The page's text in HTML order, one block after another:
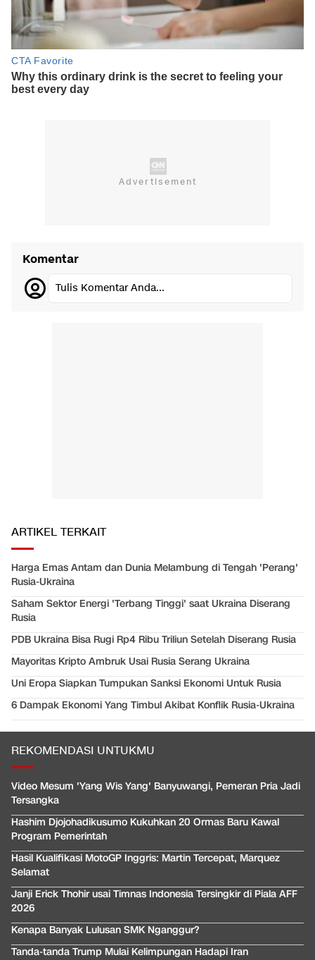
Komentar
Tulis Komentar Anda...
ARTIKEL TERKAIT
Harga Emas Antam dan Dunia Melambung di Tengah 'Perang'
Rusia-Ukraina
Saham Sektor Energi 'Terbang Tinggi' saat Ukraina Diserang
Rusia
PDB Ukraina Bisa Rugi Rp4 Ribu Triliun Setelah Diserang Rusia
Mayoritas Kripto Ambruk Usai Rusia Serang Ukraina
Uni Eropa Siapkan Tumpukan Sanksi Ekonomi Untuk Rusia
6 Dampak Ekonomi Yang Timbul Akibat Konflik Rusia-Ukraina
REKOMENDASI UNTUKMU
Video Mesum 'Yang Wis Yang' Banyuwangi, Pemeran Pria Jadi
Tersangka
Hashim Djojohadikusumo Kukuhkan 20 Ormas Baru Kawal
Program Pemerintah
Hasil Kualifikasi MotoGP Inggris: Martin Tercepat, Marquez
Selamat
Janji Erick Thohir usai Timnas Indonesia Tersingkir di Piala AFF
2026
Kenapa Banyak Lulusan SMK Nganggur?
Tanda-tanda Trump Mulai Kelimpungan Hadapi Iran